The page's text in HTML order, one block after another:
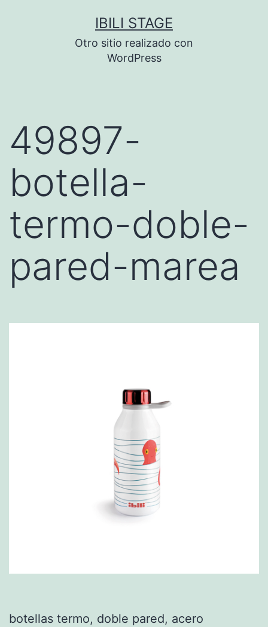
IBILI STAGE
Otro sitio realizado con
WordPress
49897-
botella-
termo-doble-
pared-marea
botellas termo, doble pared, acero